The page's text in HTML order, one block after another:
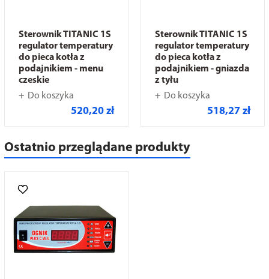
Sterownik TITANIC 1S
regulator temperatury
do pieca kotła z
podajnikiem - menu
czeskie
Do koszyka
520,20 zł
Sterownik TITANIC 1S
regulator temperatury
do pieca kotła z
podajnikiem - gniazda
z tyłu
Do koszyka
518,27 zł
Ostatnio przeglądane produkty